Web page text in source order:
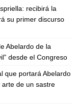
recibirá la
su primer discurso
Abelardo de la
desde el Congreso
que portará Abelardo
arte de un sastre